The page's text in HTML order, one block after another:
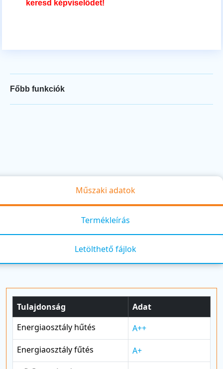
keresd képviselődet!
Főbb funkciók
Műszaki adatok
Termékleírás
Letölthető fájlok
Tulajdonság
Adat
Energiaosztály hűtés
A++
Energiaosztály fűtés
A+